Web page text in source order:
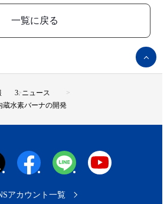
一覧に戻る
ペ
ー
ジ
へ
ニュース
蔵水素バーナの開発
アカウント一覧